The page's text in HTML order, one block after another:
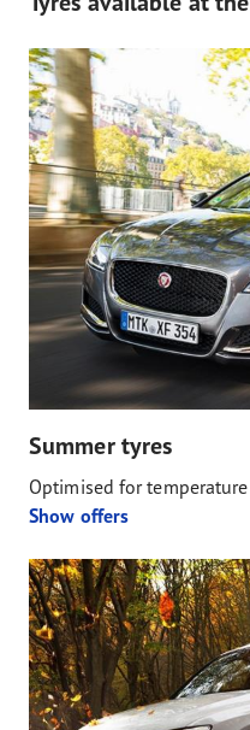
Summer tyres
Optimised for
Show offers